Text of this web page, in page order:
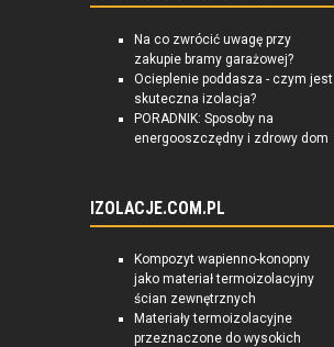
Na co zwrócić uwagę przy
zakupie bramy garażowej?
Ocieplenie poddasza - czym jest
skuteczna izolacja?
PORADNIK: Sposoby na
energooszczędny i zdrowy dom
IZOLACJE.COM.PL
Kompozyt wapienno-konopny
jako materiał termoizolacyjny
ścian zewnętrznych
Materiały termoizolacyjne
przeznaczone do wysokich